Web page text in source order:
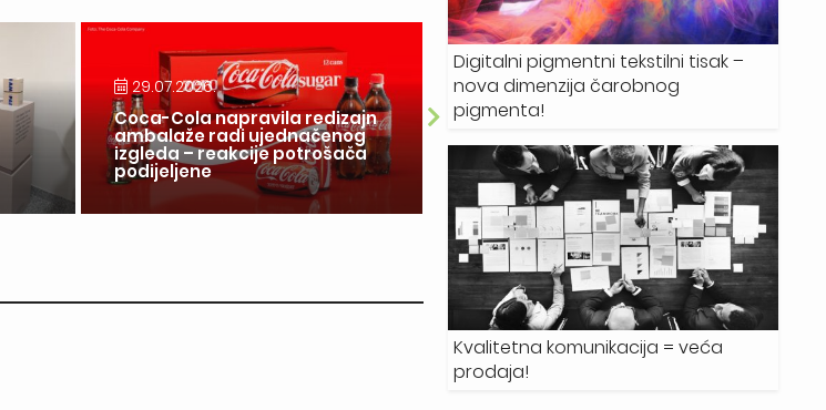
29.07.2026.
Coca-Cola napravila redizajn
ambalaže radi ujednačenog
izgleda – reakcije potrošača
podijeljene
28.07.2026.
ubrzala proces, ali znanje o
materijalima najveći je adut
Digitalni pigmentni tekstilni tisak –
nova dimenzija čarobnog
pigmenta!
Kvalitetna komunikacija = veća
prodaja!